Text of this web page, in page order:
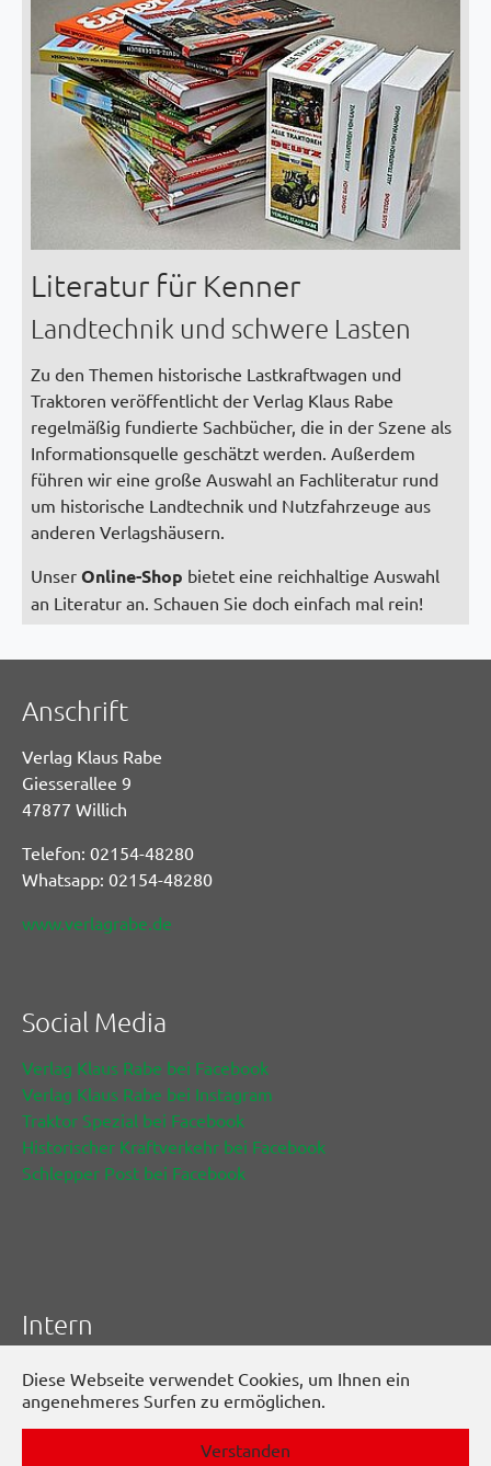
Diese Webseite verwendet Cookies, um Ihnen ein
angenehmeres Surfen zu ermöglichen.
Verstanden
Literatur für Kenner
Landtechnik und schwere Lasten
Zu den Themen historische Lastkraftwagen und
Traktoren veröffentlicht der Verlag Klaus Rabe
regelmäßig fundierte Sachbücher, die in der Szene als
Informationsquelle geschätzt werden. Außerdem
führen wir eine große Auswahl an Fachliteratur rund
um historische Landtechnik und Nutzfahrzeuge aus
anderen Verlagshäusern.
UnserOnline-Shop bietet eine reichhaltige Auswahl
an Literatur an. Schauen Sie doch einfach mal rein!
Anschrift
Verlag Klaus Rabe
Giesserallee 9
47877 Willich
Telefon: 02154-48280
Whatsapp: 02154-48280
www.verlagrabe.de
Social Media
Verlag Klaus Rabe bei Facebook
Verlag Klaus Rabe bei Instagram
Traktor Spezial bei Facebook
Historischer Kraftverkehr bei Facebook
Schlepper Post bei Facebook
Intern
Impressum/AGBs